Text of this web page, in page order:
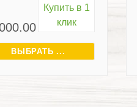
Купить в 1
клик
ВЫБРАТЬ ...